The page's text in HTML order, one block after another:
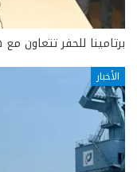
برتامينا للحفر تتعاون
الأخبار